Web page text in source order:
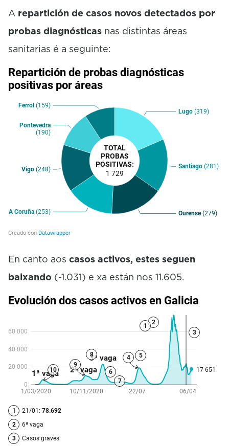
A repartición de casos novos detectados por
probas diagnósticas nas distintas áreas
sanitarias é a seguinte:
En canto aos casos activos, estes seguen
baixando (-1.031) e xa están nos 11.605.